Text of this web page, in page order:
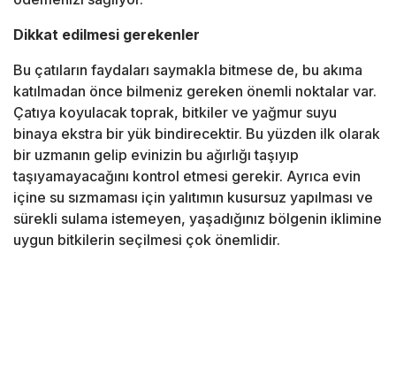
Dikkat edilmesi gerekenler
Bu çatıların faydaları saymakla bitmese de, bu akıma
katılmadan önce bilmeniz gereken önemli noktalar var.
Çatıya koyulacak toprak, bitkiler ve yağmur suyu
binaya ekstra bir yük bindirecektir. Bu yüzden ilk olarak
bir uzmanın gelip evinizin bu ağırlığı taşıyıp
taşıyamayacağını kontrol etmesi gerekir. Ayrıca evin
içine su sızmaması için yalıtımın kusursuz yapılması ve
sürekli sulama istemeyen, yaşadığınız bölgenin iklimine
uygun bitkilerin seçilmesi çok önemlidir.